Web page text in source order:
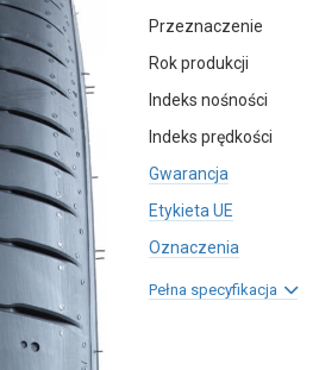
Przeznaczenie
Rok produkcji
Indeks nośności
Indeks prędkości
Gwarancja
Etykieta UE
Oznaczenia
Pełna specyfikacja